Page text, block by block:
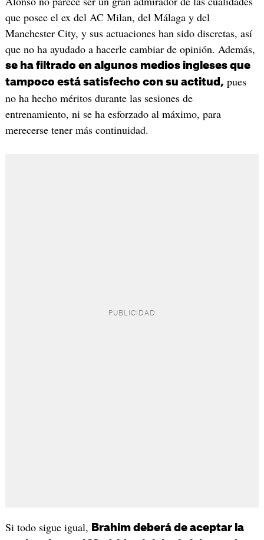
que posee el ex del AC Milan, del Málaga y del
Manchester City, y sus actuaciones han sido discretas, así
que no ha ayudado a hacerle cambiar de opinión. Además,
se ha filtrado en algunos medios ingleses que
tampoco está satisfecho con su actitud, pues
no ha hecho méritos durante las sesiones de
entrenamiento, ni se ha esforzado al máximo, para
merecerse tener más continuidad.
Si todo sigue igual, Brahim deberá de aceptar la